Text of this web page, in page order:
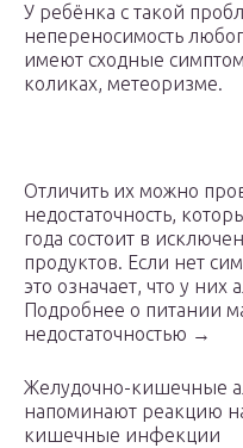
У ребёнка с такой
непереносимость
имеют сходные
коликах, метеоризме.
Отличить их можно
недостаточность,
года состоит в
продуктов. Если нет
это означает, что у них
Подробнее о питании
недостаточностью →
Желудочно-кишечные
напоминают реакцию
кишечные инфекции